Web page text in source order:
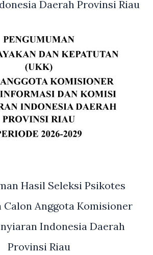
Daerah Provinsi Riau
Hasil Seleksi Psikotes
Calon Anggota Komisioner
Indonesia Daerah
Provinsi Riau